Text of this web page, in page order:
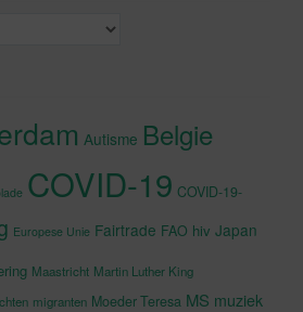
Autisme Belgie
COVID-19 COVID-19-
Europese Unie Fairtrade FAO hiv Japan
Maastricht Martin Luther King
migranten Moeder Teresa MS muziek